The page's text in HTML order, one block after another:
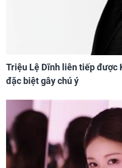
Triệu Lệ Dĩnh liên tiếp được
đặc biệt gây chú ý